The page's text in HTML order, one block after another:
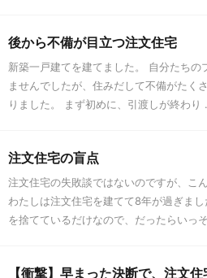
後から不備が目立つ注文住宅
新築一戸建てを建てました。 自分たち
ませんでしたが、住みだして不備がたく
りました。 まず初めに、引渡しが終わり
注文住宅の盲点
注文住宅の失敗談ではないのですが、こ
わたしは注文住宅を建てて8年が過ぎま
を捨てているだけなので、だったらいっ
【衝撃】早まった決断で、注文